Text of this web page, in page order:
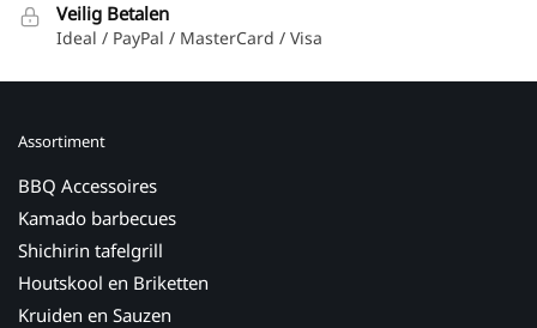
Veilig Betalen
Ideal / PayPal / MasterCard / Visa
Assortiment
BBQ Accessoires
Kamado barbecues
Shichirin tafelgrill
Houtskool en Briketten
Kruiden en Sauzen